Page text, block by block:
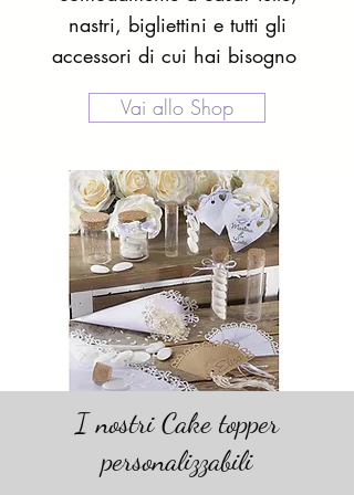
nastri, bigliettini e tutti gli
accessori di cui hai bisogno
Vai allo Shop
I nostri Cake topper
personalizzabili